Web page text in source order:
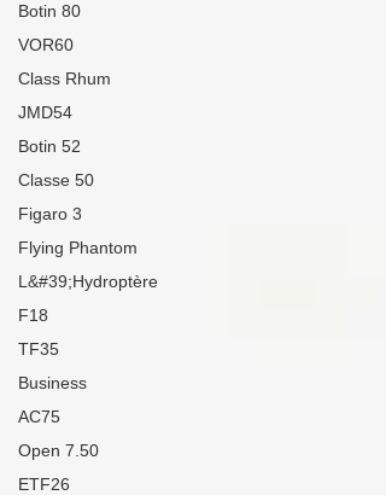
Botin 80
VOR60
Class Rhum
JMD54
Botin 52
Classe 50
Figaro 3
Flying Phantom
L&#39;Hydroptère
F18
TF35
Business
AC75
Open 7.50
ETF26